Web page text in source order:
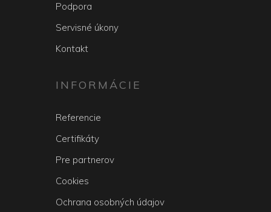
Podpora
Servisné úkony
Kontakt
INFORMÁCIE
Referencie
Certifikáty
Pre partnerov
Cookies
Ochrana osobných údajov